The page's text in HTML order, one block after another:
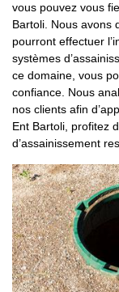
vous pouvez vous
Bartoli. Nous avons
pourront effectuer
systèmes
ce domaine, vous
confiance. Nous
nos clients afin
Ent Bartoli, profitez
d’assainissement